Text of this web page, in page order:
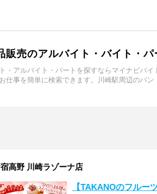
販売のアルバイト・バイト・パ
・アルバイト・パートを探すならマイナビバ
仕事を簡単に検索できます。川崎駅周辺のパ
高野 川崎ラゾーナ店
【TAKANOのフル